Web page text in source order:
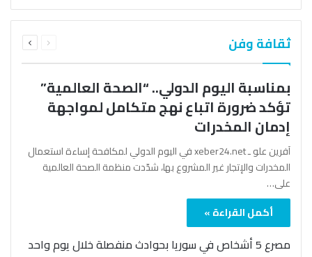
ثقافة وفن الصفحةالصفحة
بمناسبة اليوم الدولي.. “الصحة العالمية”
تؤكد ضرورة اتباع نهج متكامل لمواجهة
إدمان المخدرات
آفرين علو ـ xeber24.net في اليوم الدولي لمكافحة إساءة استعمال
المخدرات والإتجار غير المشروع بها، شدّدت منظمة الصحة العالمية
على…
أكمل القراءة »
مصرع 5 أشخاص في سوريا بحوادث منفصلة خلال يوم واحد